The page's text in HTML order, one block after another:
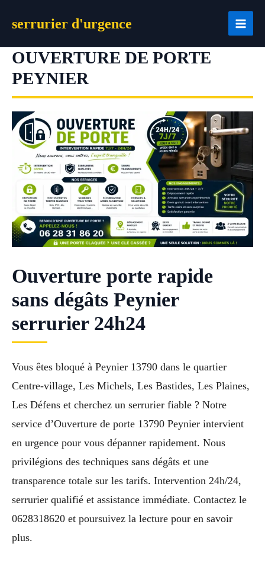
serrurier d'urgence
OUVERTURE DE PORTE
PEYNIER
Ouverture porte rapide
sans dégâts Peynier
serrurier 24h24
Vous êtes bloqué à Peynier 13790 dans le quartier
Centre-village, Les Michels, Les Bastides, Les Plaines,
Les Défens et cherchez un serrurier fiable ? Notre
service d’Ouverture de porte 13790 Peynier intervient
en urgence pour vous dépanner rapidement. Nous
privilégions des techniques sans dégâts et une
transparence totale sur les tarifs. Intervention 24h/24,
serrurier qualifié et assistance immédiate. Contactez le
0628318620 et poursuivez la lecture pour en savoir
plus.